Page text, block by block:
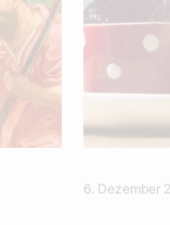
6. Dezember